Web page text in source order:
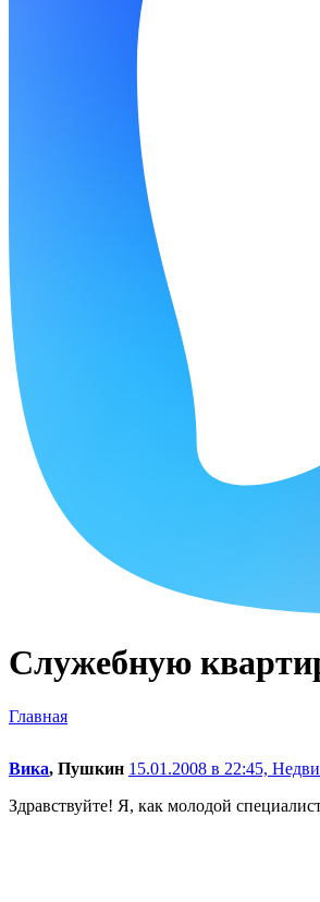
Служебную
Главная
Вика, Пушкин 15.01.2008 в 22:45,
Здравствуйте! Я, как молодой